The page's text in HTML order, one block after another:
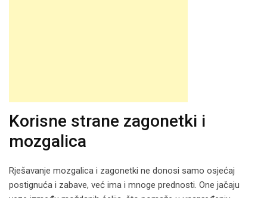
Korisne strane zagonetki i
mozgalica
Rješavanje mozgalica i zagonetki ne donosi samo osjećaj
postignuća i zabave, već ima i mnoge prednosti. One jačaju